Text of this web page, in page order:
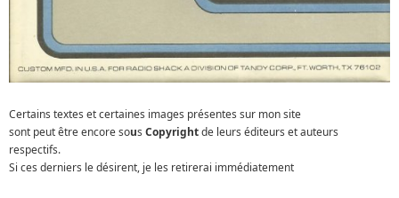
Certains textes et certaines images présentes sur mon site
sont peut être encore sous Copyrightde leurs éditeurs et auteurs
respectifs.
Si ces derniers le désirent, je les retirerai immédiatement